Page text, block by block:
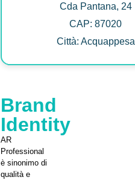
Cda Pantana, 24
CAP: 87020
Città: Acquappesa
Brand
Identity
AR
Professional
è sinonimo di
qualità e